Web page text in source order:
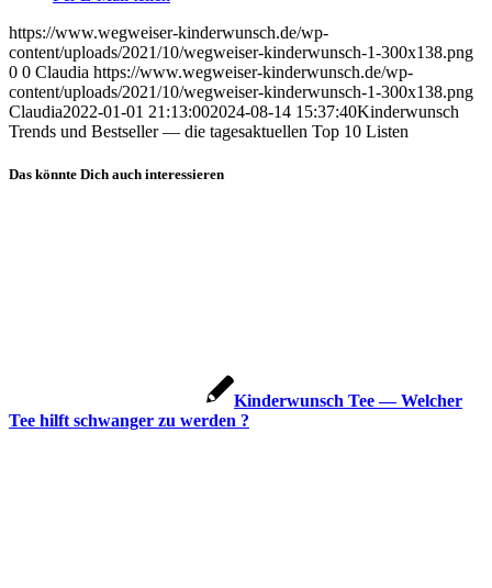
https://www.wegweiser-kinderwunsch.de/wp-
content/uploads/2021/10/wegweiser-kinderwunsch-1-300x138.png
0 0 Claudia https://www.wegweiser-kinderwunsch.de/wp-
content/uploads/2021/10/wegweiser-kinderwunsch-1-300x138.png
Claudia2022-01-01 21:13:002024-08-14 15:37:40Kin­der­wunsch
Trends und Best­sel­ler — die tages­ak­tu­el­len Top 10 Lis­ten
Das könnte Dich auch interessieren
Kin­der­wunsch Tee — Wel­cher
Tee hilft schwan­ger zu wer­den ?